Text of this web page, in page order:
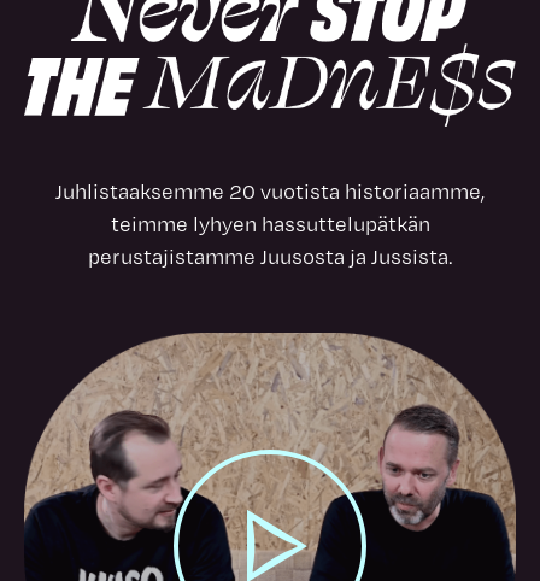
Juhlistaaksemme 20 vuotista historiaamme,
teimme lyhyen hassuttelupätkän
perustajistamme Juusosta ja Jussista.